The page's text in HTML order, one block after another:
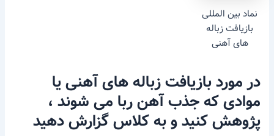
نماد بین المللی
بازیافت زباله
های آهنی
در مورد بازیافت زباله های آهنی یا
موادی که جذب آهن ربا می شوند ،
پژوهش کنید و به کلاس گزارش دهید